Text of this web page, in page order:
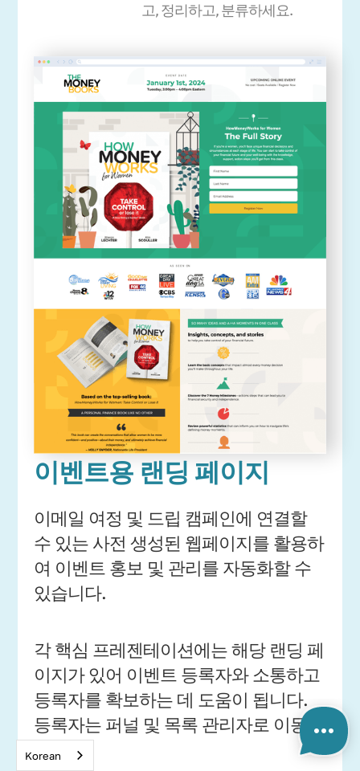
고, 정리하고, 분류하세요.
이벤트용 랜딩 페이지
이메일 여정 및 드립 캠페인에 연결할
수 있는 사전 생성된 웹페이지를 활용하
여 이벤트 홍보 및 관리를 자동화할 수
있습니다.
각 핵심 프레젠테이션에는 해당 랜딩 페
이지가 있어 이벤트 등록자와 소통하고
등록자를 확보하는 데 도움이 됩니다.
등록자는 퍼널 및 목록 관리자로 이동합
니다.
Korean